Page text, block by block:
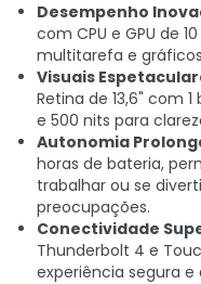
Desempenho
com CPU e GPU de
multitarefa e
Visuais
Retina de 13,6" com
e 500 nits para
Autonomia
horas de bateria,
trabalhar ou se
preocupações.
Conectividade
Thunderbolt 4 e
experiência segura e